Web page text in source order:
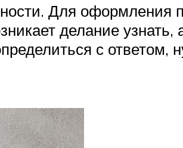
Для оформления
делание узнать,
с ответом,